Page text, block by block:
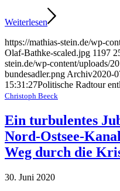
Weiterlesen
https://mathias-stein.de/wp-
Olaf-Bathke-scaled.jpg 1197
stein.de/wp-content/uploads/
bundesadler.png Archiv2020-
15:31:27Politische Radtour
Christoph Beeck
Ein turbulentes
Nord-Ostsee-
Weg durch die
30. Juni 2020